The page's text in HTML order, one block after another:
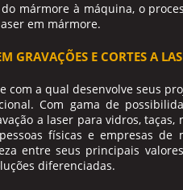
mármore à máquina, o
em mármore.
GRAVAÇÕES E CORTES A
com a qual desenvolve seus
Com gama de
a laser para vidros,
físicas e empresas de
entre seus principais
diferenciadas.